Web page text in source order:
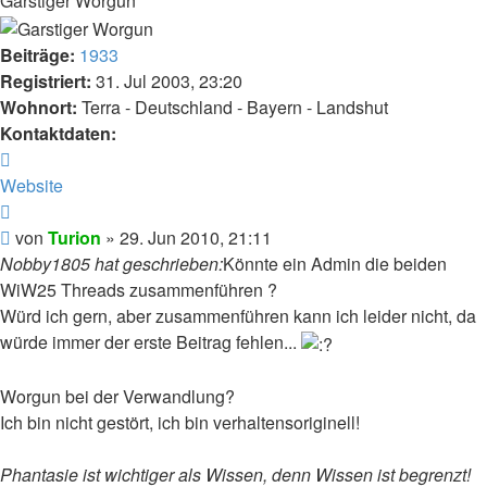
Beiträge: 1933
Registriert: 31. Jul 2003, 23:20
Wohnort: Terra - Deutschland - Bayern - Landshut
Kontaktdaten:
von
Website
Beitrag
von Turion » 29. Jun 2010, 21:11
Nobby1805 hat geschrieben:Könnte ein Admin die beiden
WiW25 Threads zusammenführen ?
Würd ich gern, aber zusammenführen kann ich leider nicht, da
würde immer der erste Beitrag fehlen...
Worgun bei der Verwandlung?
Ich bin nicht gestört, ich bin verhaltensoriginell!
Phantasie ist wichtiger als Wissen, denn Wissen ist begrenzt!